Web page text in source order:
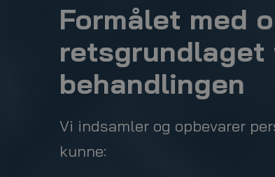
Formålet med
retsgrundlaget
behandlingen
Vi indsamler og opbevarer
kunne: